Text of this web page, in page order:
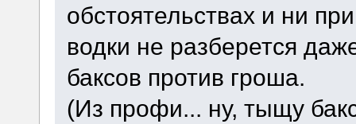
обстоятельствах и ни
водки не разберется
баксов против гроша.
(Из профи... ну, тыщу